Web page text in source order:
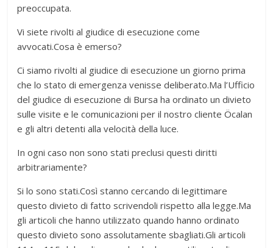
preoccupata.
Vi siete rivolti al giudice di esecuzione come
avvocati.Cosa è emerso?
Ci siamo rivolti al giudice di esecuzione un giorno prima
che lo stato di emergenza venisse deliberato.Ma l’Ufficio
del giudice di esecuzione di Bursa ha ordinato un divieto
sulle visite e le comunicazioni per il nostro cliente Öcalan
e gli altri detenti alla velocità della luce.
In ogni caso non sono stati preclusi questi diritti
arbitrariamente?
Si lo sono stati.Così stanno cercando di legittimare
questo divieto di fatto scrivendoli rispetto alla legge.Ma
gli articoli che hanno utilizzato quando hanno ordinato
questo divieto sono assolutamente sbagliati.Gli articoli